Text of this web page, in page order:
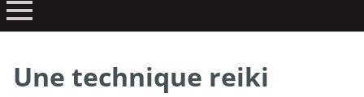
Une technique reiki